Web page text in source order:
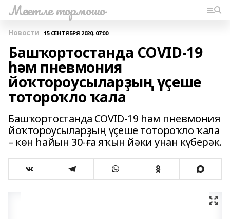
Мәсетле тормошо
Новости 15 СЕНТЯБРЯ 2020, 07:00
Башҡортостанда COVID-19
һәм пневмония
йоҡтороусыларҙың үҫеше
тотороҡло ҡала
Башҡортостанда COVID-19 һәм пневмония
йоҡтороусыларҙың үҫеше тотороҡло ҡала
– көн һайын 30-ға яҡын йәки унан күберәк.